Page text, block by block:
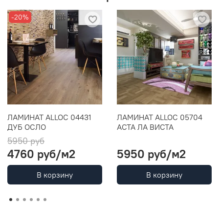
-20%
ЛАМИНАТ ALLOC 04431
ДУБ ОСЛО
5950 руб
4760 руб/м2
В корзину
ЛАМИНАТ ALLOC 05704
АСТА ЛА ВИСТА
5950 руб/м2
В корзину